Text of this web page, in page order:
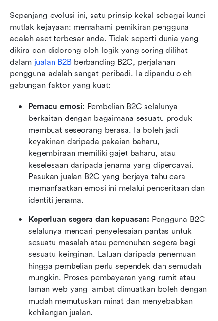
Sepanjang evolusi ini, satu prinsip kekal sebagai kunci
mutlak kejayaan: memahami pemikiran pengguna
adalah aset terbesar anda. Tidak seperti dunia yang
dikira dan didorong oleh logik yang sering dilihat
dalam jualan B2B berbanding B2C, perjalanan
pengguna adalah sangat peribadi. Ia dipandu oleh
gabungan faktor yang kuat:
Pemacu emosi: Pembelian B2C selalunya
berkaitan dengan bagaimana sesuatu produk
membuat seseorang berasa. Ia boleh jadi
keyakinan daripada pakaian baharu,
kegembiraan memiliki gajet baharu, atau
keselesaan daripada jenama yang dipercayai.
Pasukan jualan B2C yang berjaya tahu cara
memanfaatkan emosi ini melalui penceritaan dan
identiti jenama.
Keperluan segera dan kepuasan: Pengguna B2C
selalunya mencari penyelesaian pantas untuk
sesuatu masalah atau pemenuhan segera bagi
sesuatu keinginan. Laluan daripada penemuan
hingga pembelian perlu sependek dan semudah
mungkin. Proses pembayaran yang rumit atau
laman web yang lambat dimuatkan boleh dengan
mudah memutuskan minat dan menyebabkan
kehilangan jualan.